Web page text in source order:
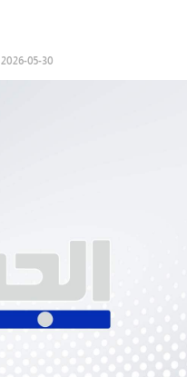
2026-05-30 | 10:45